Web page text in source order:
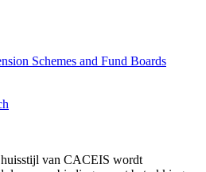
Schemes and Fund Boards
van CACEIS wordt